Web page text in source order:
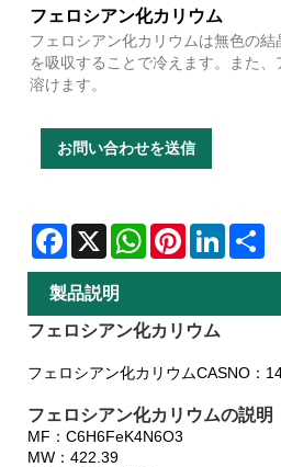
フェロシアン化カリウム
フェロシアン化カリウムは無色の
を吸収することで冷えます。また
溶けます。
お問い合わせを送信
Facebook
X WhatsAppPinterestLinkedIn
製品説明
フェロシアン化カリウム
フェロシアン化カリウムCASNO：
フェロシアン化カリウムの説明
MF：C6H6FeK4N6O3
MW：422.39